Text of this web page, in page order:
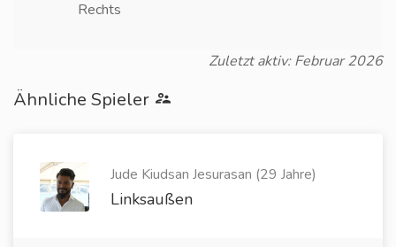
Rechts
Zuletzt aktiv: Februar 2026
Ähnliche Spieler
Jude Kiudsan Jesurasan (29 Jahre)
Linksaußen